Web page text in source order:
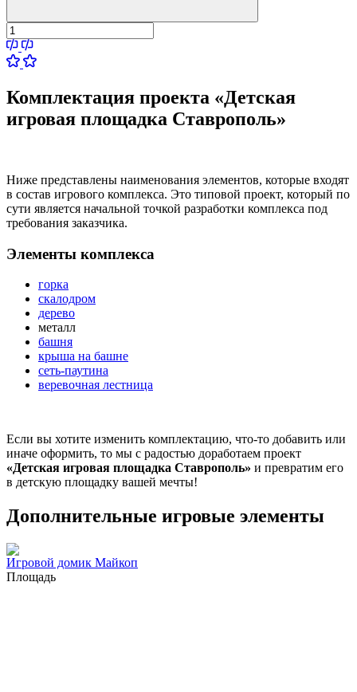
Комплектация проекта «Детская
игровая площадка Ставрополь»
Ниже представлены наименования элементов, которые входят
в состав игрового комплекса. Это типовой проект, который по
сути является начальной точкой разработки комплекса под
требования заказчика.
Элементы комплекса
горка
скалодром
дерево
металл
башня
крыша на башне
сеть-паутина
веревочная лестница
Если вы хотите изменить комплектацию, что-то добавить или
иначе оформить, то мы с радостью доработаем проект
«Детская игровая площадка Ставрополь» и превратим его
в детскую площадку вашей мечты!
Дополнительные игровые элементы
Игровой домик Майкоп
Площадь